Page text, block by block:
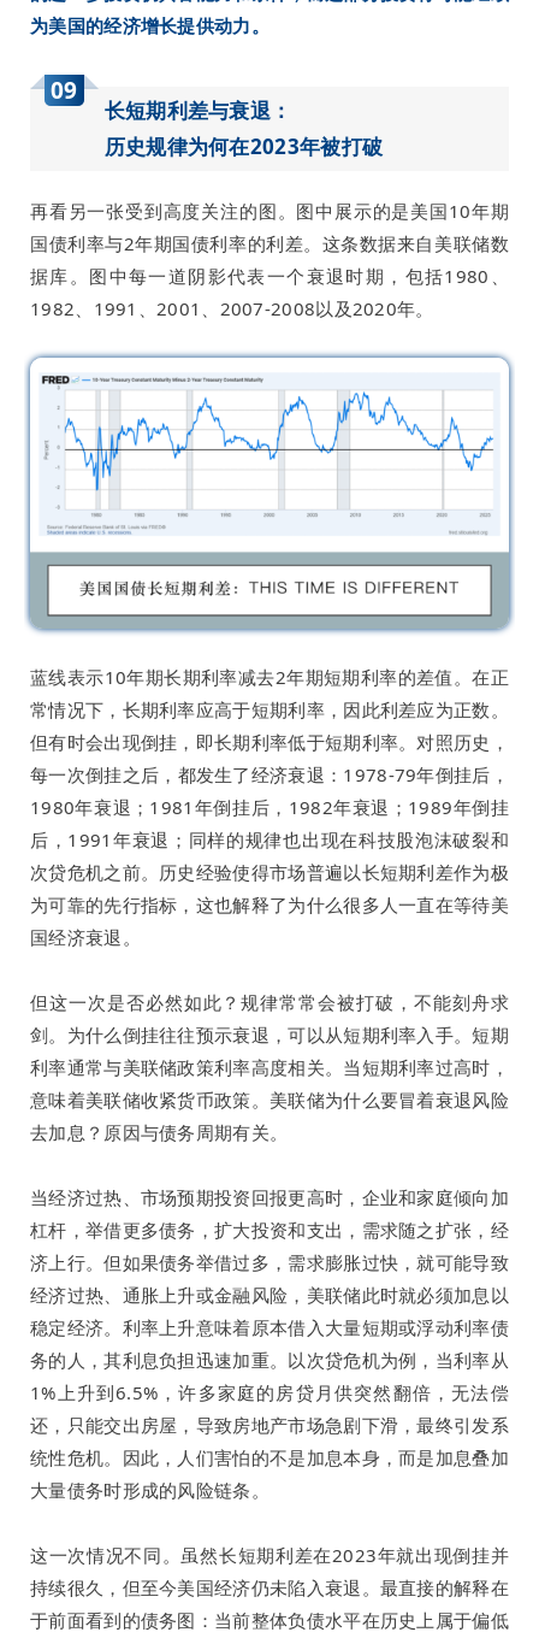
为美国的经济增长提供动力。
09
长短期利差与衰退：
历史规律为何在2023年被打破
再看另一张受到高度关注的图。图中展示的是美国10年期
国债利率与2年期国债利率的利差。这条数据来自美联储数
据库。图中每一道阴影代表一个衰退时期，包括1980、
1982、1991、2001、2007-2008以及2020年。
蓝线表示10年期长期利率减去2年期短期利率的差值。在正
常情况下，长期利率应高于短期利率，因此利差应为正数。
但有时会出现倒挂，即长期利率低于短期利率。对照历史，
每一次倒挂之后，都发生了经济衰退：1978-79年倒挂后，
1980年衰退；1981年倒挂后，1982年衰退；1989年倒挂
后，1991年衰退；同样的规律也出现在科技股泡沫破裂和
次贷危机之前。历史经验使得市场普遍以长短期利差作为极
为可靠的先行指标，这也解释了为什么很多人一直在等待美
国经济衰退。
但这一次是否必然如此？规律常常会被打破，不能刻舟求
剑。为什么倒挂往往预示衰退，可以从短期利率入手。短期
利率通常与美联储政策利率高度相关。当短期利率过高时，
意味着美联储收紧货币政策。美联储为什么要冒着衰退风险
去加息？原因与债务周期有关。
当经济过热、市场预期投资回报更高时，企业和家庭倾向加
杠杆，举借更多债务，扩大投资和支出，需求随之扩张，经
济上行。但如果债务举借过多，需求膨胀过快，就可能导致
经济过热、通胀上升或金融风险，美联储此时就必须加息以
稳定经济。利率上升意味着原本借入大量短期或浮动利率债
务的人，其利息负担迅速加重。以次贷危机为例，当利率从
1%上升到6.5%，许多家庭的房贷月供突然翻倍，无法偿
还，只能交出房屋，导致房地产市场急剧下滑，最终引发系
统性危机。因此，人们害怕的不是加息本身，而是加息叠加
大量债务时形成的风险链条。
这一次情况不同。虽然长短期利差在2023年就出现倒挂并
持续很久，但至今美国经济仍未陷入衰退。最直接的解释在
于前面看到的债务图：当前整体负债水平在历史上属于偏低